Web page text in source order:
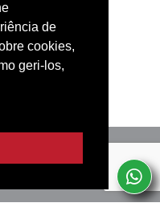
de
cookies,
geri-los,